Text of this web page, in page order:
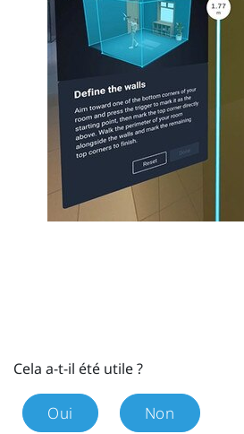
Cela a-t-il été utile ?
Oui Non